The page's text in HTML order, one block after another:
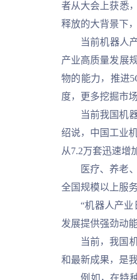
者从大会上获悉
释放的大背景下
当前机器人产
产业高质量发展
物的能力，推进
度，更多挖掘市
当前我国机器
绍说，中国工业
从7.2万套迅速增
医疗、养老、
全国规模以上服
“机器人产业日
发展提供强劲动
当前，我国机
和最新成果，是
例如，在特种